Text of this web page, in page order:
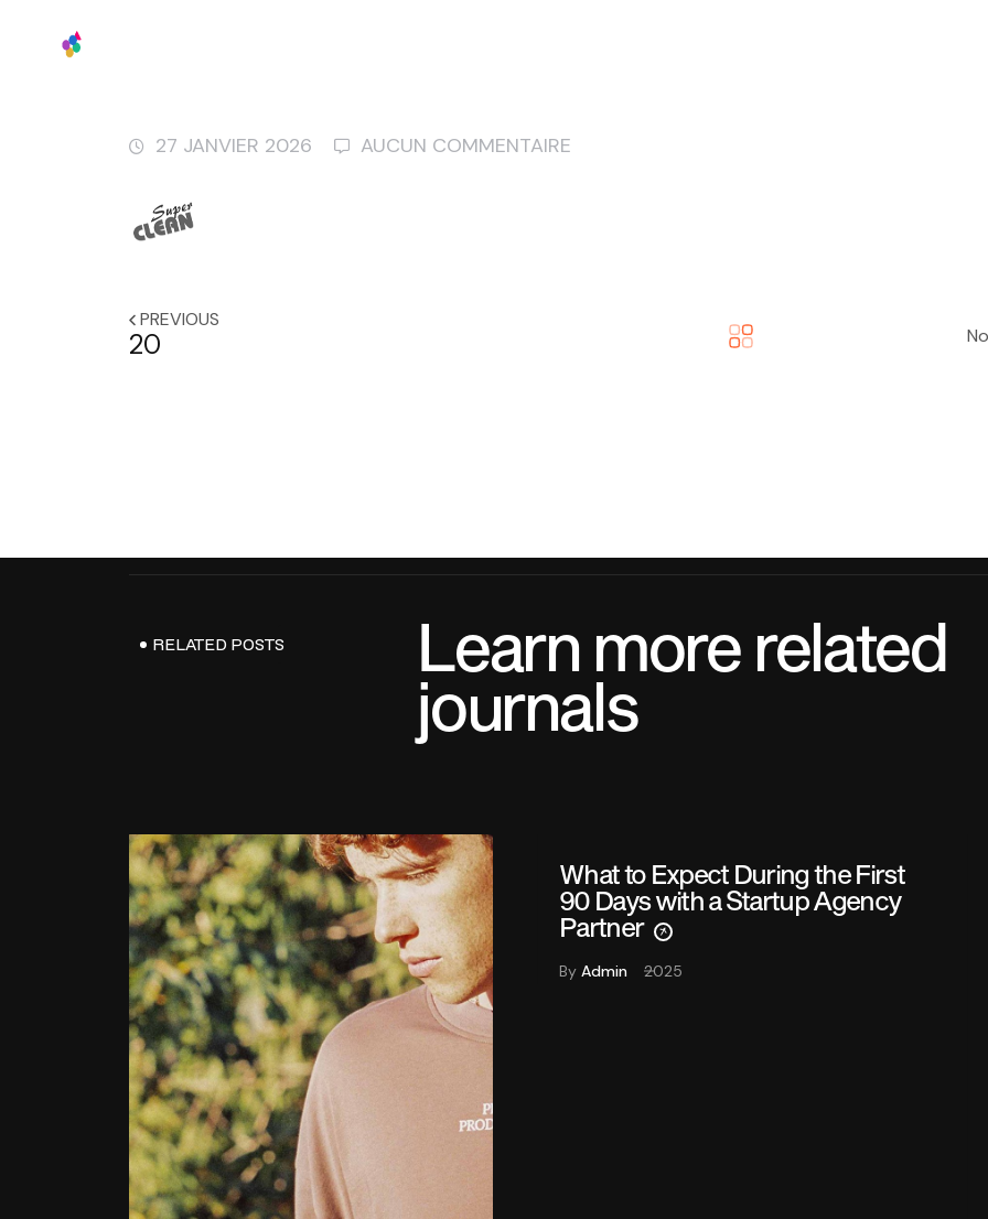
27 JANVIER 2026 AUCUN COMMENTAIRE
PREVIOUS
20
RELATED POSTS Learn more related
journals
What to Expect During the First
90 Days with a Startup Agency
Partner
By Admin 2025